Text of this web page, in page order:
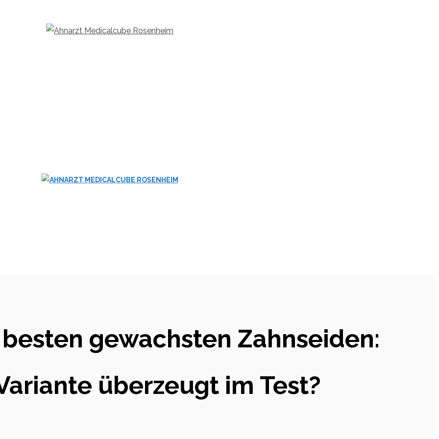
gewachsten Zahnseiden:
überzeugt im Test?